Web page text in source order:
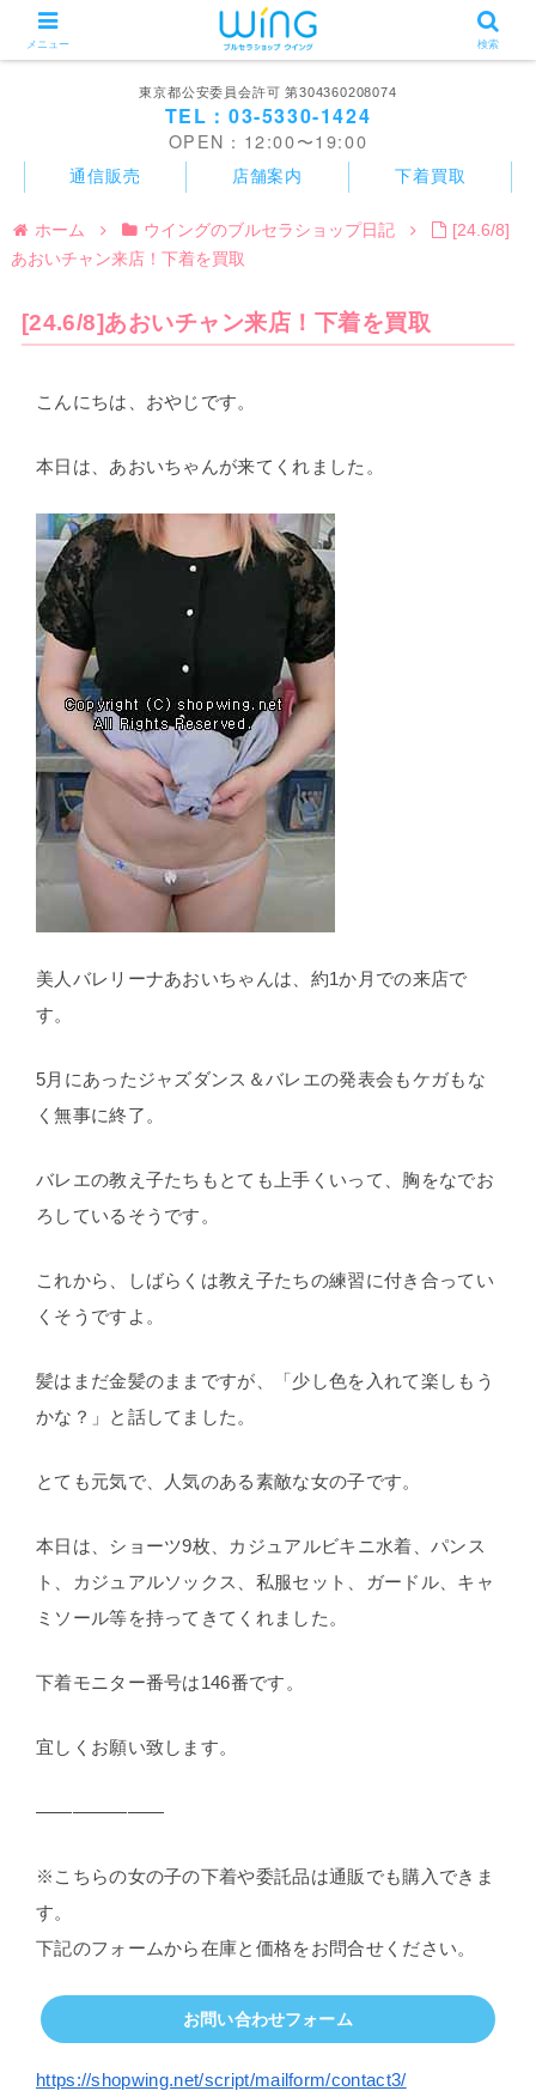
東京都公安委員会許可 第304360208074
TEL：03-5330-1424
OPEN：12:00〜19:00
通信販売 店舗案内 下着買取
ホーム ウイングのブルセラショップ日記
[24.6/8]
あおいチャン来店！下着を買取
[24.6/8]あおいチャン来店！下着を買取
こんにちは、おやじです。
本日は、あおいちゃんが来てくれました。
美人バレリーナあおいちゃんは、約1か月での来店で
す。
5月にあったジャズダンス＆バレエの発表会もケガもな
く無事に終了。
バレエの教え子たちもとても上手くいって、胸をなでお
ろしているそうです。
これから、しばらくは教え子たちの練習に付き合ってい
くそうですよ。
髪はまだ金髪のままですが、「少し色を入れて楽しもう
かな？」と話してました。
とても元気で、人気のある素敵な女の子です。
本日は、ショーツ9枚、カジュアルビキニ水着、パンス
ト、カジュアルソックス、私服セット、ガードル、キャ
ミソール等を持ってきてくれました。
下着モニター番号は146番です。
宜しくお願い致します。
———————
※こちらの女の子の下着や委託品は通販でも購入できま
す。
下記のフォームから在庫と価格をお問合せください。
お問い合わせフォーム
https://shopwing.net/script/mailform/contact3/
メニュー 検索